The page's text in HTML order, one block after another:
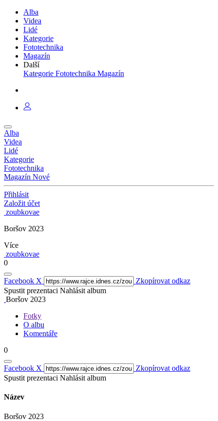
Alba
Videa
Lidé
Kategorie
Fototechnika
Magazín
Další
Kategorie Fototechnika Magazín
Alba
Videa
Lidé
Kategorie
Fototechnika
Magazín Nové
Přihlásit
Založit účet
zoubkovae
Boršov 2023
Více
zoubkovae
0
Facebook X
Zkopírovat odkaz
Spustit prezentaci Nahlásit album
Boršov 2023
Fotky
O albu
Komentáře
0
Facebook X
Zkopírovat odkaz
Spustit prezentaci Nahlásit album
Název
Boršov 2023